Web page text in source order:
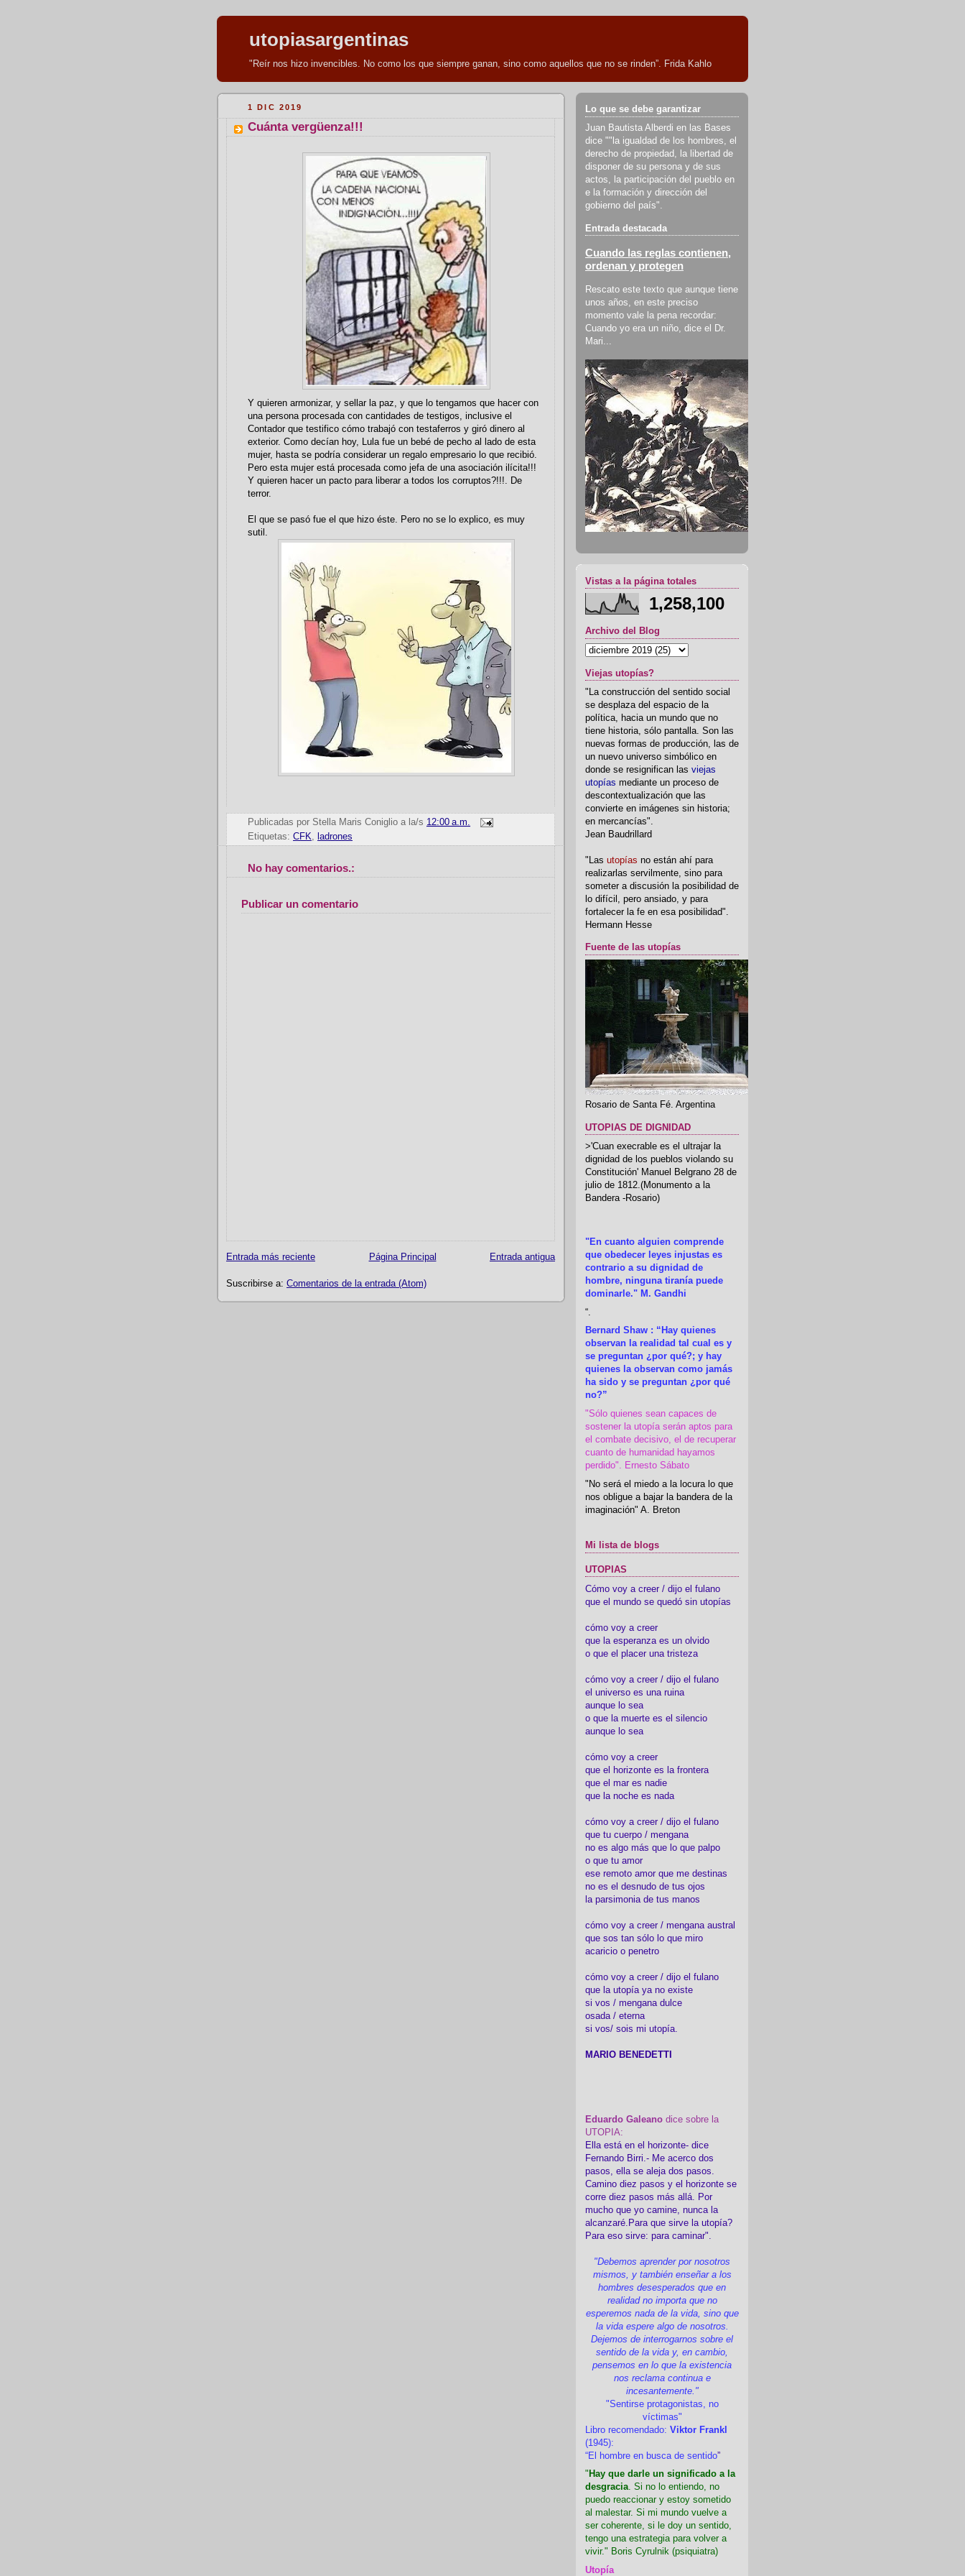
utopiasargentinas
"Reír nos hizo invencibles. No como los que siempre ganan, sino como aquellos que no se rinden”. Frida Kahlo
1 DIC 2019
Cuánta vergüenza!!!
Y quieren armonizar, y sellar la paz, y que lo tengamos que hacer con
una persona procesada con cantidades de testigos, inclusive el
Contador que testifico cómo trabajó con testaferros y giró dinero al
exterior. Como decían hoy, Lula fue un bebé de pecho al lado de esta
mujer, hasta se podría considerar un regalo empresario lo que recibió.
Pero esta mujer está procesada como jefa de una asociación ilícita!!!
Y quieren hacer un pacto para liberar a todos los corruptos?!!!. De
terror.
El que se pasó fue el que hizo éste. Pero no se lo explico, es muy
sutil.
Publicadas por Stella Maris Coniglio a la/s 12:00 a.m.
Etiquetas: CFK, ladrones
No hay comentarios.:
Publicar un comentario
Entrada más reciente Entrada antigua
Página Principal
Suscribirse a: Comentarios de la entrada (Atom)
Lo que se debe garantizar
Juan Bautista Alberdi en las Bases
dice ""la igualdad de los hombres, el
derecho de propiedad, la libertad de
disponer de su persona y de sus
actos, la participación del pueblo en
e la formación y dirección del
gobierno del país".
Entrada destacada
Cuando las reglas contienen,
ordenan y protegen
Rescato este texto que aunque tiene
unos años, en este preciso
momento vale la pena recordar:
Cuando yo era un niño, dice el Dr.
Mari...
Vistas a la página totales
1,258,100
Archivo del Blog
Viejas utopías?
"La construcción del sentido social
se desplaza del espacio de la
política, hacia un mundo que no
tiene historia, sólo pantalla. Son las
nuevas formas de producción, las de
un nuevo universo simbólico en
donde se resignifican las viejas
utopías mediante un proceso de
descontextualización que las
convierte en imágenes sin historia;
en mercancías".
Jean Baudrillard
"Las utopías no están ahí para
realizarlas servilmente, sino para
someter a discusión la posibilidad de
lo difícil, pero ansiado, y para
fortalecer la fe en esa posibilidad".
Hermann Hesse
Fuente de las utopías
Rosario de Santa Fé. Argentina
UTOPIAS DE DIGNIDAD
>'Cuan execrable es el ultrajar la
dignidad de los pueblos violando su
Constitución' Manuel Belgrano 28 de
julio de 1812.(Monumento a la
Bandera -Rosario)
"En cuanto alguien comprende
que obedecer leyes injustas es
contrario a su dignidad de
hombre, ninguna tiranía puede
dominarle." M. Gandhi
“.
Bernard Shaw : “Hay quienes
observan la realidad tal cual es y
se preguntan ¿por qué?; y hay
quienes la observan como jamás
ha sido y se preguntan ¿por qué
no?”
"Sólo quienes sean capaces de
sostener la utopía serán aptos para
el combate decisivo, el de recuperar
cuanto de humanidad hayamos
perdido". Ernesto Sábato
"No será el miedo a la locura lo que
nos obligue a bajar la bandera de la
imaginación" A. Breton
Mi lista de blogs
UTOPIAS
Cómo voy a creer / dijo el fulano
que el mundo se quedó sin utopías
cómo voy a creer
que la esperanza es un olvido
o que el placer una tristeza
cómo voy a creer / dijo el fulano
el universo es una ruina
aunque lo sea
o que la muerte es el silencio
aunque lo sea
cómo voy a creer
que el horizonte es la frontera
que el mar es nadie
que la noche es nada
cómo voy a creer / dijo el fulano
que tu cuerpo / mengana
no es algo más que lo que palpo
o que tu amor
ese remoto amor que me destinas
no es el desnudo de tus ojos
la parsimonia de tus manos
cómo voy a creer / mengana austral
que sos tan sólo lo que miro
acaricio o penetro
cómo voy a creer / dijo el fulano
que la utopía ya no existe
si vos / mengana dulce
osada / eterna
si vos/ sois mi utopía.
MARIO BENEDETTI
Eduardo Galeano dice sobre la
UTOPIA:
Ella está en el horizonte- dice
Fernando Birri.- Me acerco dos
pasos, ella se aleja dos pasos.
Camino diez pasos y el horizonte se
corre diez pasos más allá. Por
mucho que yo camine, nunca la
alcanzaré.Para que sirve la utopía?
Para eso sirve: para caminar".
"Debemos aprender por nosotros
mismos, y también enseñar a los
hombres desesperados que en
realidad no importa que no
esperemos nada de la vida, sino que
la vida espere algo de nosotros.
Dejemos de interrogarnos sobre el
sentido de la vida y, en cambio,
pensemos en lo que la existencia
nos reclama continua e
incesantemente."
"Sentirse protagonistas, no
víctimas"
Libro recomendado: Viktor Frankl
(1945):
“El hombre en busca de sentido”
" Hay que darle un significado a la
desgracia. Si no lo entiendo, no
puedo reaccionar y estoy sometido
al malestar. Si mi mundo vuelve a
ser coherente, si le doy un sentido,
tengo una estrategia para volver a
vivir." Boris Cyrulnik (psiquiatra)
Utopía